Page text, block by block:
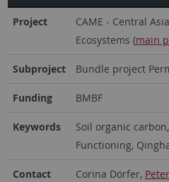
Project
CAME - Central
Ecosystems (main
Subproject Bundle project
Funding BMBF
Keywords
Soil organic
Functioning,
Contact Corina Dörfer,